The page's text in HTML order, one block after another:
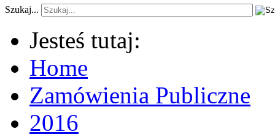
Szukaj...
Jesteś tutaj:
Home
Zamówienia Publiczne
2016